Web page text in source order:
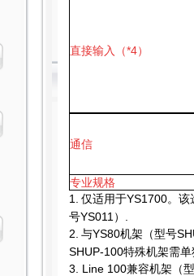
直接输入（*4）
通信
专业规格
1.
仅适用于YS1700。
号YS011）.
2. 与YS80机架（型号
SHUP-100特殊机架需
3. Line 100兼容机架（